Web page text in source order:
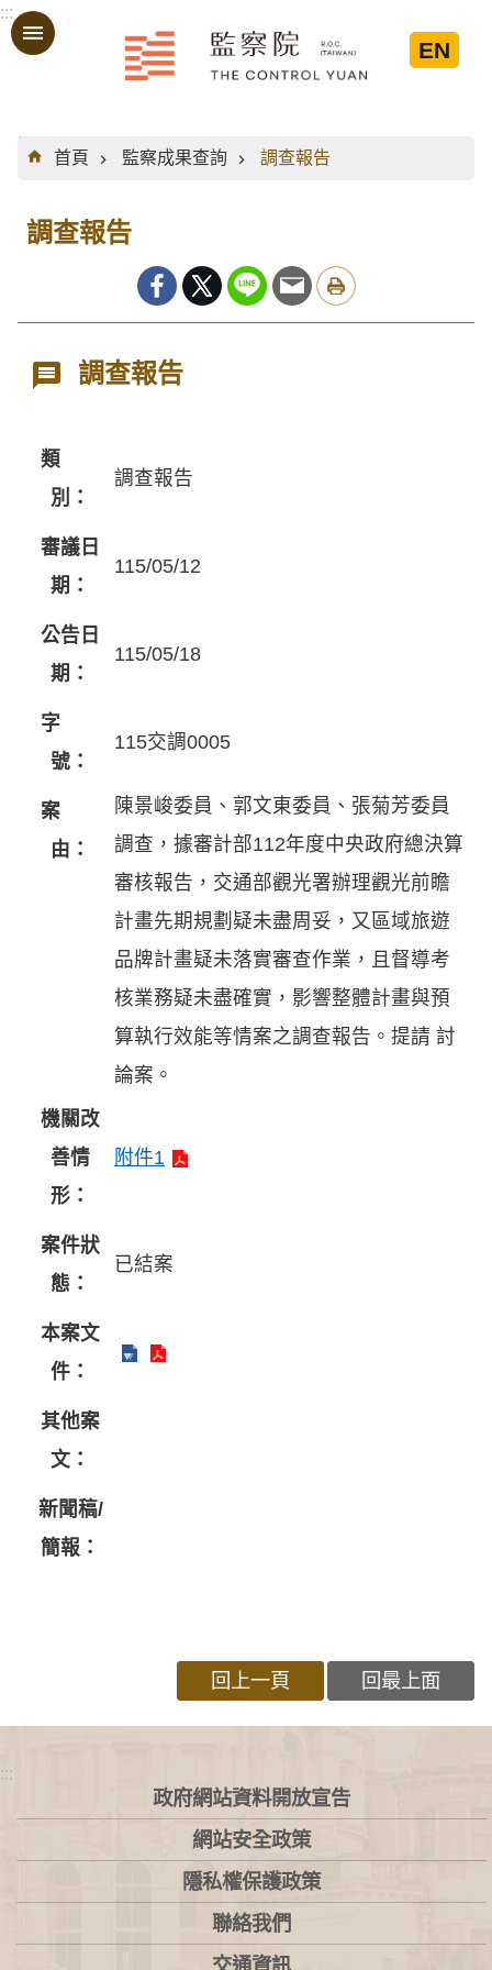
跳到主要內容區塊
:::
EN
:::
首頁
監察成果查詢 調查報告
調查報告
調查報告
類
別：
調查報告
審議日
期：
115/05/12
公告日
期：
115/05/18
字
號：
115交調0005
案
由：
陳景峻委員、郭文東委員、張菊芳委員
調查，據審計部112年度中央政府總決算
審核報告，交通部觀光署辦理觀光前瞻
計畫先期規劃疑未盡周妥，又區域旅遊
品牌計畫疑未落實審查作業，且督導考
核業務疑未盡確實，影響整體計畫與預
算執行效能等情案之調查報告。提請 討
論案。
機關改
善情
形：
附件1
案件狀
態：
已結案
本案文
件：
其他案
文：
新聞稿/
簡報：
回上一頁 回最上面
:::
政府網站資料開放宣告
網站安全政策
隱私權保護政策
聯絡我們
交通資訊